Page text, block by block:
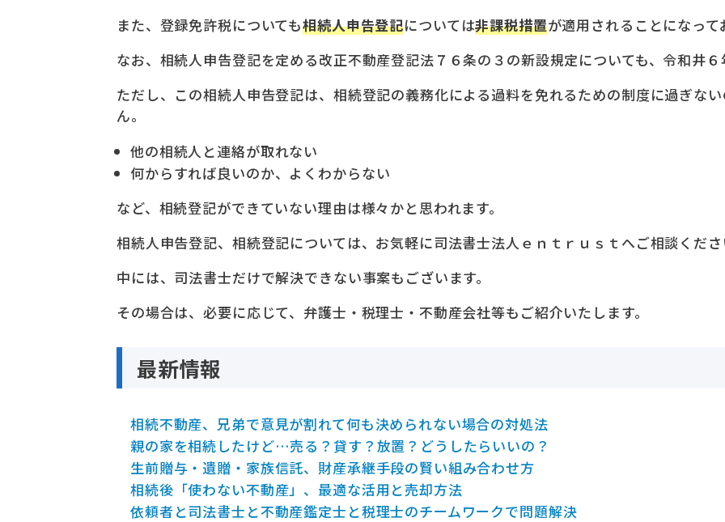
また、登録免許税についても相続人申告登記については非課税措置が適用されることになって
なお、相続人申告登記を定める改正不動産登記法７６条の３の新設規定についても、令和井
ただし、この相続人申告登記は、相続登記の義務化による過料を免れるための制度に過ぎな
ん。
他の相続人と連絡が取れない
何からすれば良いのか、よくわからない
など、相続登記ができていない理由は様々かと思われます。
相続人申告登記、相続登記については、お気軽に司法書士法人ｅｎｔｒｕｓｔへご相談くだ
中には、司法書士だけで解決できない事案もございます。
その場合は、必要に応じて、弁護士・税理士・不動産会社等もご紹介いたします。
最新情報
相続不動産、兄弟で意見が割れて何も決められない場合の対処法
親の家を相続したけど…売る？貸す？放置？どうしたらいいの？
生前贈与・遺贈・家族信託、財産承継手段の賢い組み合わせ方
相続後「使わない不動産」、最適な活用と売却方法
依頼者と司法書士と不動産鑑定士と税理士のチームワークで問題解決